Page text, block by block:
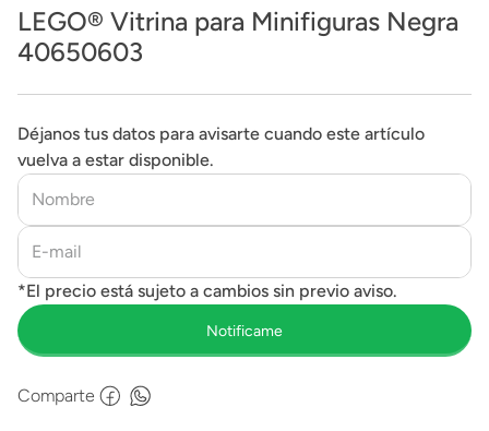
LEGO® Vitrina para Minifiguras Negra
40650603
Déjanos tus datos para avisarte cuando este artículo
vuelva a estar disponible.
Comparte